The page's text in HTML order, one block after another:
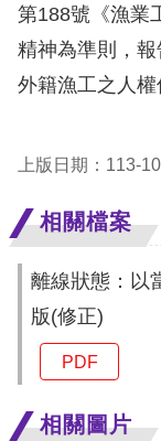
捷
鍵
請
擇
語
言
兒少版
回
首
第188號《漁業
精神為準則，
外籍漁工之人權
上版日期：113-
相關檔案
離線狀態：以
版(修正)
PDF
相關圖片